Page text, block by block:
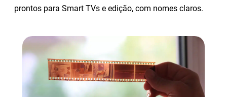
prontos para Smart TVs e edição, com nomes claros.